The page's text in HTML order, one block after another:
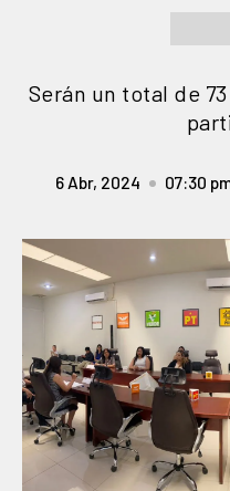
Serán un total de
6 Abr, 2024 07:30